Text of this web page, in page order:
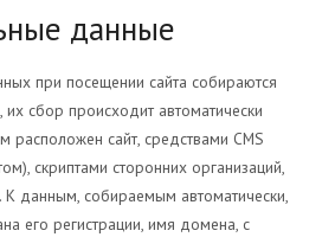
данные
при посещении сайта собираются
сбор происходит автоматически
расположен сайт, средствами CMS
скриптами сторонних организаций,
К данным, собираемым автоматически,
его регистрации, имя домена, с